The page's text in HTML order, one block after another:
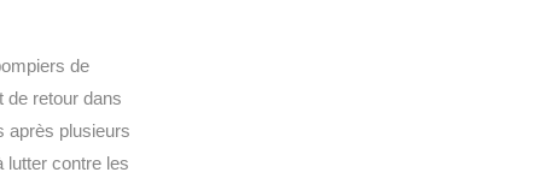
de
de retour dans
après plusieurs
lutter contre les